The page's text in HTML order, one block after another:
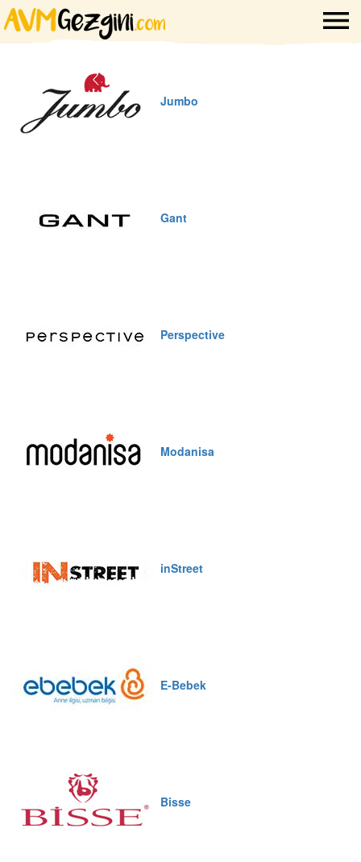
Jumbo
Gant
Perspective
Modanisa
inStreet
E-Bebek
Bisse